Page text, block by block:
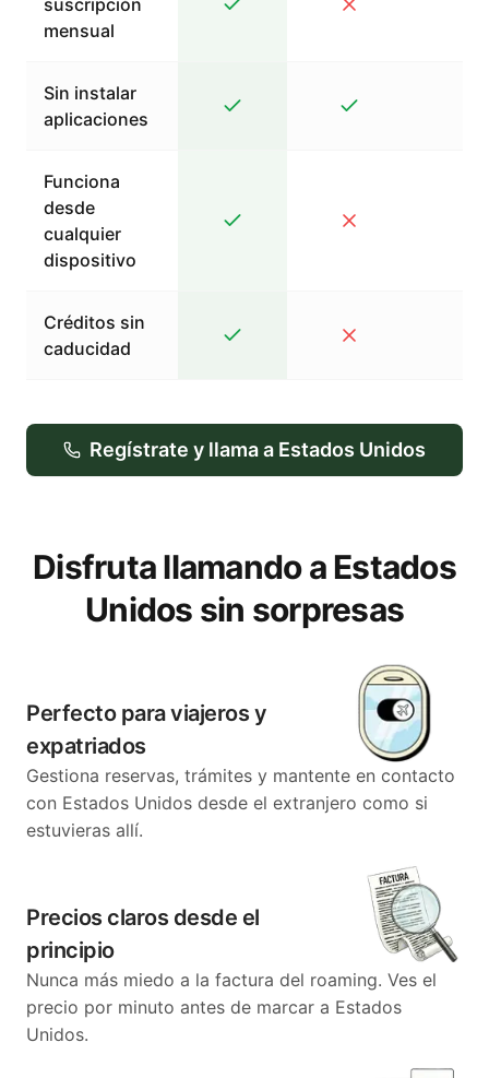
suscripción
mensual
Sin instalar
aplicaciones
Funciona
desde
cualquier
dispositivo
Créditos sin
caducidad
Regístrate y llama a Estados Unidos
Disfruta llamando a Estados
Unidos sin sorpresas
Perfecto para viajeros y
expatriados
Gestiona reservas, trámites y mantente en contacto
con Estados Unidos desde el extranjero como si
estuvieras allí.
Precios claros desde el
principio
Nunca más miedo a la factura del roaming. Ves el
precio por minuto antes de marcar a Estados
Unidos.